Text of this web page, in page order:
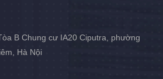
B Chung cư IA20 Ciputra, phường
Hà Nội